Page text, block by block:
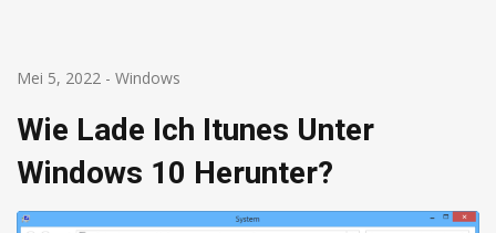
Mei 5, 2022 - Windows
Wie Lade Ich Itunes Unter
Windows 10 Herunter?